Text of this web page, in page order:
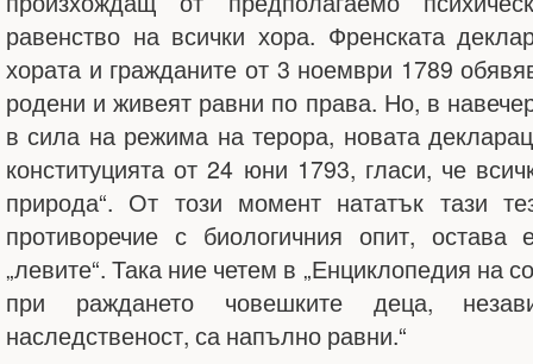
равенство на всички хора. Френската
хората и гражданите от 3 ноември 1789
родени и живеят равни по права. Но, в
в сила на режима на терора, новата
конституцията от 24 юни 1793, гласи, че
природа“. От този момент нататък тази
противоречие с биологичния опит,
„левите“. Така ние четем в „Енциклопедия на
при раждането човешките деца,
наследственост, са напълно равни.“